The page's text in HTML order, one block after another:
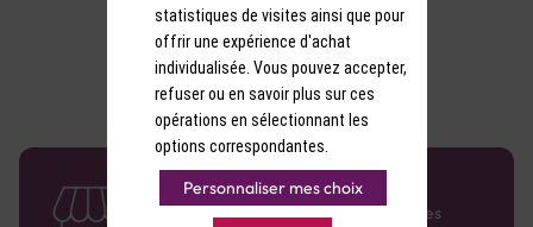
58 caves en France
Retrouvez le réseau Comptoir des Vignes
statistiques de visites ainsi que pour
offrir une expérience d'achat
individualisée. Vous pouvez accepter,
refuser ou en savoir plus sur ces
opérations en sélectionnant les
options correspondantes.
Personnaliser mes choix